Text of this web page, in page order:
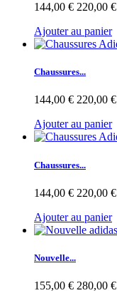
144,00 € 220,00 €
Ajouter au panier
Chaussures...
144,00 € 220,00 €
Ajouter au panier
Chaussures...
144,00 € 220,00 €
Ajouter au panier
Nouvelle...
155,00 € 280,00 €